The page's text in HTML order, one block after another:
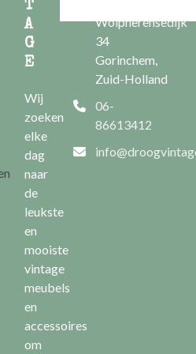
T
A
G
E
Wij
zoeken
elke
dag
naar
de
leukste
en
mooiste
vintage
meubels
en
accessoires
om
Wolpherensedijk
34
Gorinchem,
Zuid-Holland
06-
86613412